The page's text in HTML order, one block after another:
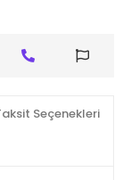
Seçenekleri